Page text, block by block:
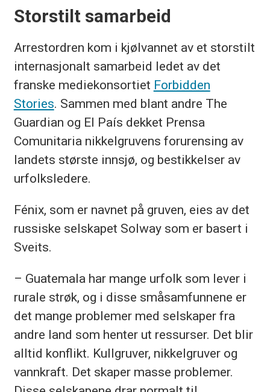
Storstilt samarbeid
Arrestordren kom i kjølvannet av et storstilt
internasjonalt samarbeid ledet av det
franske mediekonsortiet Forbidden
Stories. Sammen med blant andre The
Guardian og El País dekket Prensa
Comunitaria nikkelgruvens forurensing av
landets største innsjø, og bestikkelser av
urfolksledere.
Fénix, som er navnet på gruven, eies av det
russiske selskapet Solway som er basert i
Sveits.
– Guatemala har mange urfolk som lever i
rurale strøk, og i disse småsamfunnene er
det mange problemer med selskaper fra
andre land som henter ut ressurser. Det blir
alltid konflikt. Kullgruver, nikkelgruver og
vannkraft. Det skaper masse problemer.